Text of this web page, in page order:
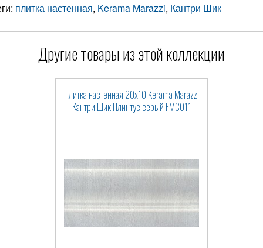
плитка настенная, Kerama Marazzi, Кантри Шик
Другие товары из этой коллекции
Плитка настенная 20x10 Kerama Marazzi
Кантри Шик Плинтус серый FMC011